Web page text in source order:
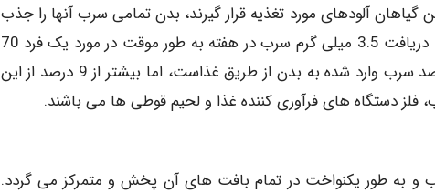
آلودهای مورد تغذیه قرار گیرند، بدن تمامی سرب آنها را جذب
نمی کند، بلکه بخش اعظم آن از راه مدفوع دفع می گردد. دریافت 3.5 میلی گرم سرب در هفته به طور موقت در مورد یک فرد 70
کیلویی حدی قابل قبول است. جالب اینجاست که 90 درصد سرب وارد شده به بدن از طریق غذاست، اما بیشتر از 9 درصد از این
دستگاه های فرآوری کننده غذا و لحیم قوطی ها می باشند.
و به طور یکنواخت در تمام بافت های آن پخش و متمرکز می گردد.